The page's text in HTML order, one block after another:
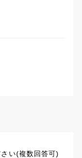
い(複数回答可)